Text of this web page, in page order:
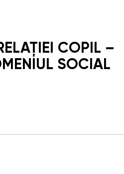
COPIL –
SOCIAL